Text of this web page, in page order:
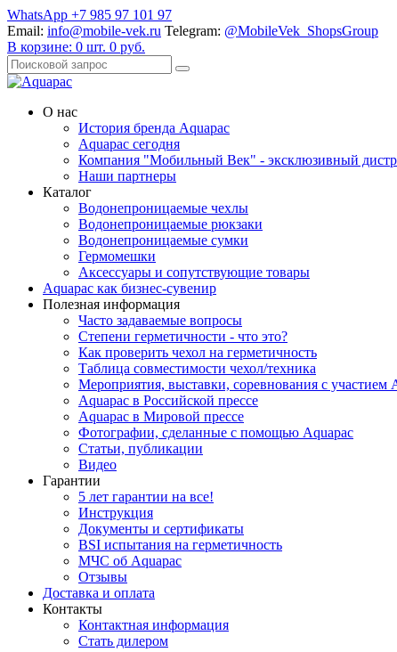
WhatsApp +7 985 97 101 97
Email: info@mobile-vek.ru Telegram: @MobileVek_ShopsGroup
В корзине: 0 шт. 0 руб.
О нас
История бренда Aquapac
Aquapac cегодня
Компания "Мобильный Век" - эксклюзивный
Наши партнеры
Каталог
Водонепроницаемые чехлы
Водонепроницаемые рюкзаки
Водонепроницаемые сумки
Гермомешки
Аксессуары и сопутствующие товары
Aquapac как бизнес-сувенир
Полезная информация
Часто задаваемые вопросы
Степени герметичности - что это?
Как проверить чехол на герметичность
Таблица совместимости чехол/техника
Мероприятия, выставки, соревнования с участием
Aquapac в Российской прессе
Aquapac в Мировой прессе
Фотографии, сделанные с помощью Aquapac
Статьи, публикации
Видео
Гарантии
5 лет гарантии на все!
Инструкция
Документы и сертификаты
BSI испытания на герметичность
МЧС об Aquapac
Отзывы
Доставка и оплата
Контакты
Контактная информация
Стать дилером